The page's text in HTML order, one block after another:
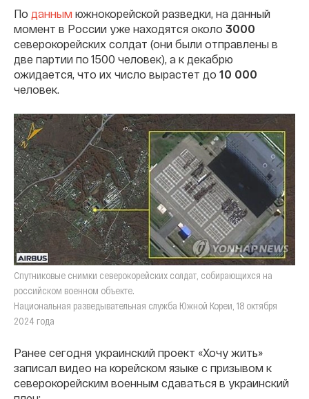
По данным южнокорейской разведки, на данный
момент в России уже находятся около 3000
северокорейских солдат (они были отправлены в
две партии по 1500 человек), а к декабрю
ожидается, что их число вырастет до 10 000
человек.
Спутниковые снимки северокорейских солдат, собирающихся на
российском военном объекте.
Национальная разведывательная служба Южной Кореи, 18 октября
2024 года
Ранее сегодня украинский проект «Хочу жить»
записал видео на корейском языке с призывом к
северокорейским военным сдаваться в украинский